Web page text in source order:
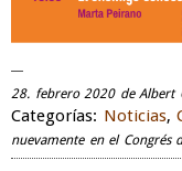
28. febrero 2020 de Albert
Categorías: Noticias,
nuevamente en el Congrés